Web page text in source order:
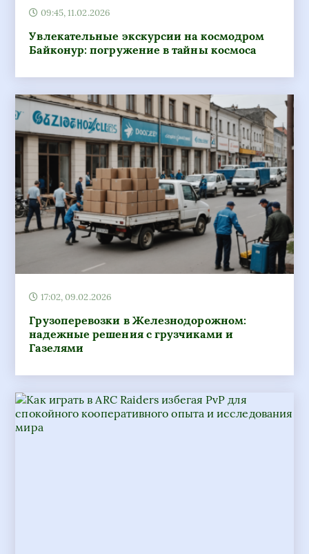
09:45, 11.02.2026
Увлекательные экскурсии на космодром
Байконур: погружение в тайны космоса
17:02, 09.02.2026
Грузоперевозки в Железнодорожном:
надежные решения с грузчиками и
Газелями